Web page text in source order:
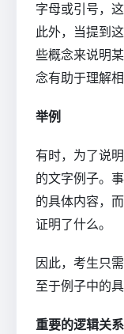
字母或引号，
此外，当提到
些概念来说明
念有助于理解
举例
有时，为了说
的文字例子。
的具体内容，
证明了什么。
因此，考生只
至于例子中的
重要的逻辑关系